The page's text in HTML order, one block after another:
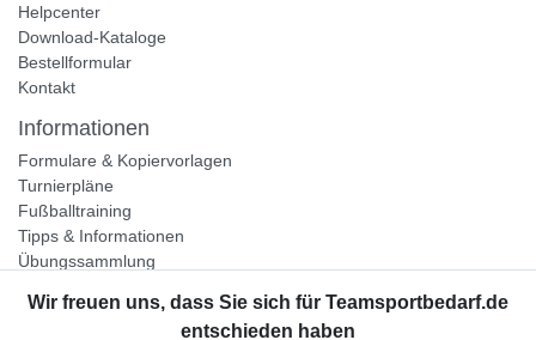
Helpcenter
Download-Kataloge
Bestellformular
Kontakt
Informationen
Formulare & Kopiervorlagen
Turnierpläne
Fußballtraining
Tipps & Informationen
Übungssammlung
Unternehmen